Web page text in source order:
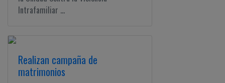
Intrafamiliar ...
Realizan campaña de
matrimonios